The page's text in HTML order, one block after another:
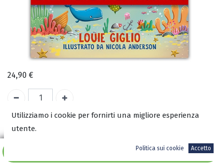
Aggiungi al carrello
24,90 €
A magazzino
9788833064116
Utilizziamo i cookie per fornirti una migliore esperienza
utente.
Politica sui cookie Accetto